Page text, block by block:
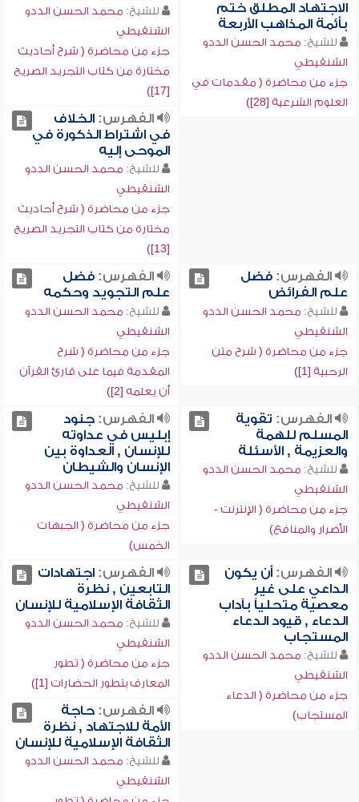
الاجتهاد المطلق ختم
بأئمة المذاهب الأربعة
للشيخ: محمد الحسن الددو
الشنقيطي
جزء من محاضرة ( مقدمات في
العلوم الشرعية [28])
للشيخ: محمد الحسن الددو
الشنقيطي
جزء من محاضرة ( شرح أحاديث
مختارة من كتاب التجريد الصريح
[17])
الفهرس:الخلاف
في اشتراط الذكورة في
الموحى إليه
للشيخ: محمد الحسن الددو
الشنقيطي
جزء من محاضرة ( شرح أحاديث
مختارة من كتاب التجريد الصريح
[13])
الفهرس:فضل
علم الفرائض
للشيخ: محمد الحسن الددو
الشنقيطي
جزء من محاضرة ( شرح متن
الرحبية [1])
الفهرس:فضل
علم التجويد وحكمه
للشيخ: محمد الحسن الددو
الشنقيطي
جزء من محاضرة ( شرح
المقدمة فيما على قارئ القرآن
أن يعلمه [2])
الفهرس: تقوية
المسلم للهمة
والعزيمة , الأسئلة
للشيخ: محمد الحسن الددو
الشنقيطي
جزء من محاضرة ( الإنترنت -
الأضرار والمنافع)
الفهرس:جنود
إبليس في عداوته
للإنسان , العداوة بين
الإنسان والشيطان
للشيخ: محمد الحسن الددو
الشنقيطي
جزء من محاضرة ( الجبهات
الخمس)
الفهرس:أن يكون
الداعي على غير
معصية متحلياً بآداب
الدعاء , قيود الدعاء
المستجاب
للشيخ: محمد الحسن الددو
الشنقيطي
جزء من محاضرة ( الدعاء
المستجاب)
الفهرس:اجتهادات
التابعين , نظرة
الثقافة الإسلامية للإنسان
للشيخ: محمد الحسن الددو
الشنقيطي
جزء من محاضرة ( تطور
المعارف بتطور الحضارات [1])
الفهرس:حاجة
الأمة للاجتهاد , نظرة
الثقافة الإسلامية للإنسان
للشيخ: محمد الحسن الددو
الشنقيطي